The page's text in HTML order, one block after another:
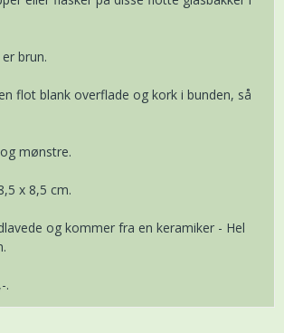
brun.
flot blank overflade og kork i bunden, så
mønstre.
x 8,5 cm.
og kommer fra en keramiker - Hel
.